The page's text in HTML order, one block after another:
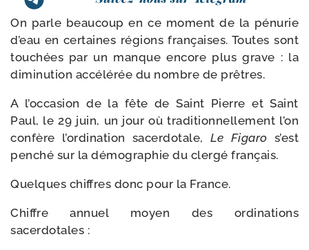
On parle beau­coup en ce moment de la pénu­rie
d’eau en cer­taines régions fran­çaises. Toutes sont
tou­chées par un manque encore plus grave : la
dimi­nu­tion accé­lé­rée du nombre de prêtres.
A l’occasion de la fête de Saint Pierre et Saint
Paul, le 29 juin, un jour où tra­di­tion­nel­le­ment l’on
confère l’ordination sacer­do­tale, Le Figaro s’est
pen­ché sur la démo­gra­phie du cler­gé français.
Quelques chiffres donc pour la France.
Chiffre annuel moyen des ordi­na­tions
sacerdotales :